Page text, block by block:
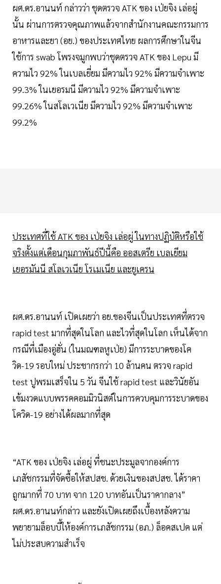
ผศ.ดร.อานนท์ กล่าวว่า ชุดตรวจ ATK ของ เป่ยจิง เล่อผู่
นั้น ผ่านการตรวจคุณภาพแล้วจากสำนักงานคณะกรรมการ
อาหารและยา (อย.) ของประเทศไทย ผลการศึกษาในจีน
ใช้การ swab โพรงจมูกพบว่าชุดตรวจ ATK ของ Lepu มี
ความไว 92% ในเบลเยี่ยม มีความไว 92% มีความจำเพาะ
99.3% ในเยอรมนี มีความไว 92% มีความจำเพาะ
99.26% ในสโลเวเนีย มีความไว 92% มีความจำเพาะ
99.2%
ประเทศที่ใช้ ATK ของ เป่ยจิง เล่อผู่ ในทางปฏิบัติหรือใช้
จริงตั้งแต่เดือนกุมภาพันธ์ปีนี้คือ ออสเตรีย เบลเยียม
เยอรมันนี สโลเวเนีย โรเมเนีย และยูเครน
ผศ.ดร.อานนท์ เปิดเผยว่า อย.ของจีนเป็นประเทศที่ตรวจ
rapid test มากที่สุดในโลก และไวที่สุดในโลก เห็นได้จาก
กรณีที่เมืองอู่ฮั่น (ในมณฑลหูเป่ย) มีการระบาดของโค
วิด-19 รอบใหม่ ประชากรกว่า 10 ล้านคน ตรวจ rapid
test ปูพรมเสร็จใน 5 วัน จีนใช้ rapid test และวินัยอัน
เข้มงวดแบบพรรคคอมมิวนิสต์ในการควบคุมการระบาดของ
โควิด-19 อย่างได้ผลมากที่สุด
“ATK ของ เป่ยจิง เล่อผู่ ที่ชนะประมูลจากองค์การ
เภสัชกรรมที่จัดซื้อให้สปสช. ด้วยเงินของสปสช. ได้ราคา
ถูกมากที่ 70 บาท จาก 120 บาทอันเป็นราคากลาง”
ผศ.ดร.อานนท์กล่าว และยังเปิดเผยถึงเบื้องหลังความ
พยายามล็อบบี้ให้องค์การเภสัชกรรม (อภ.) ล็อคสเปค แต่
ไม่ประสบความสำเร็จ